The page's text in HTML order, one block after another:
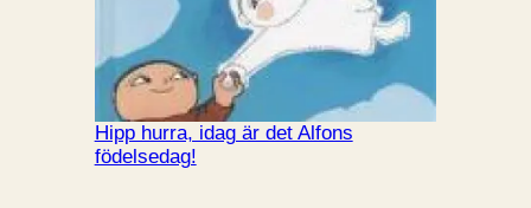
Hipp hurra, idag är det Alfons
födelsedag!